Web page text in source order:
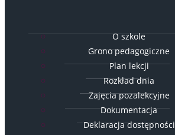
O szkole
Grono pedagogiczne
Plan lekcji
Rozkład dnia
Zajęcia pozalekcyjne
Dokumentacja
Deklaracja dostępności